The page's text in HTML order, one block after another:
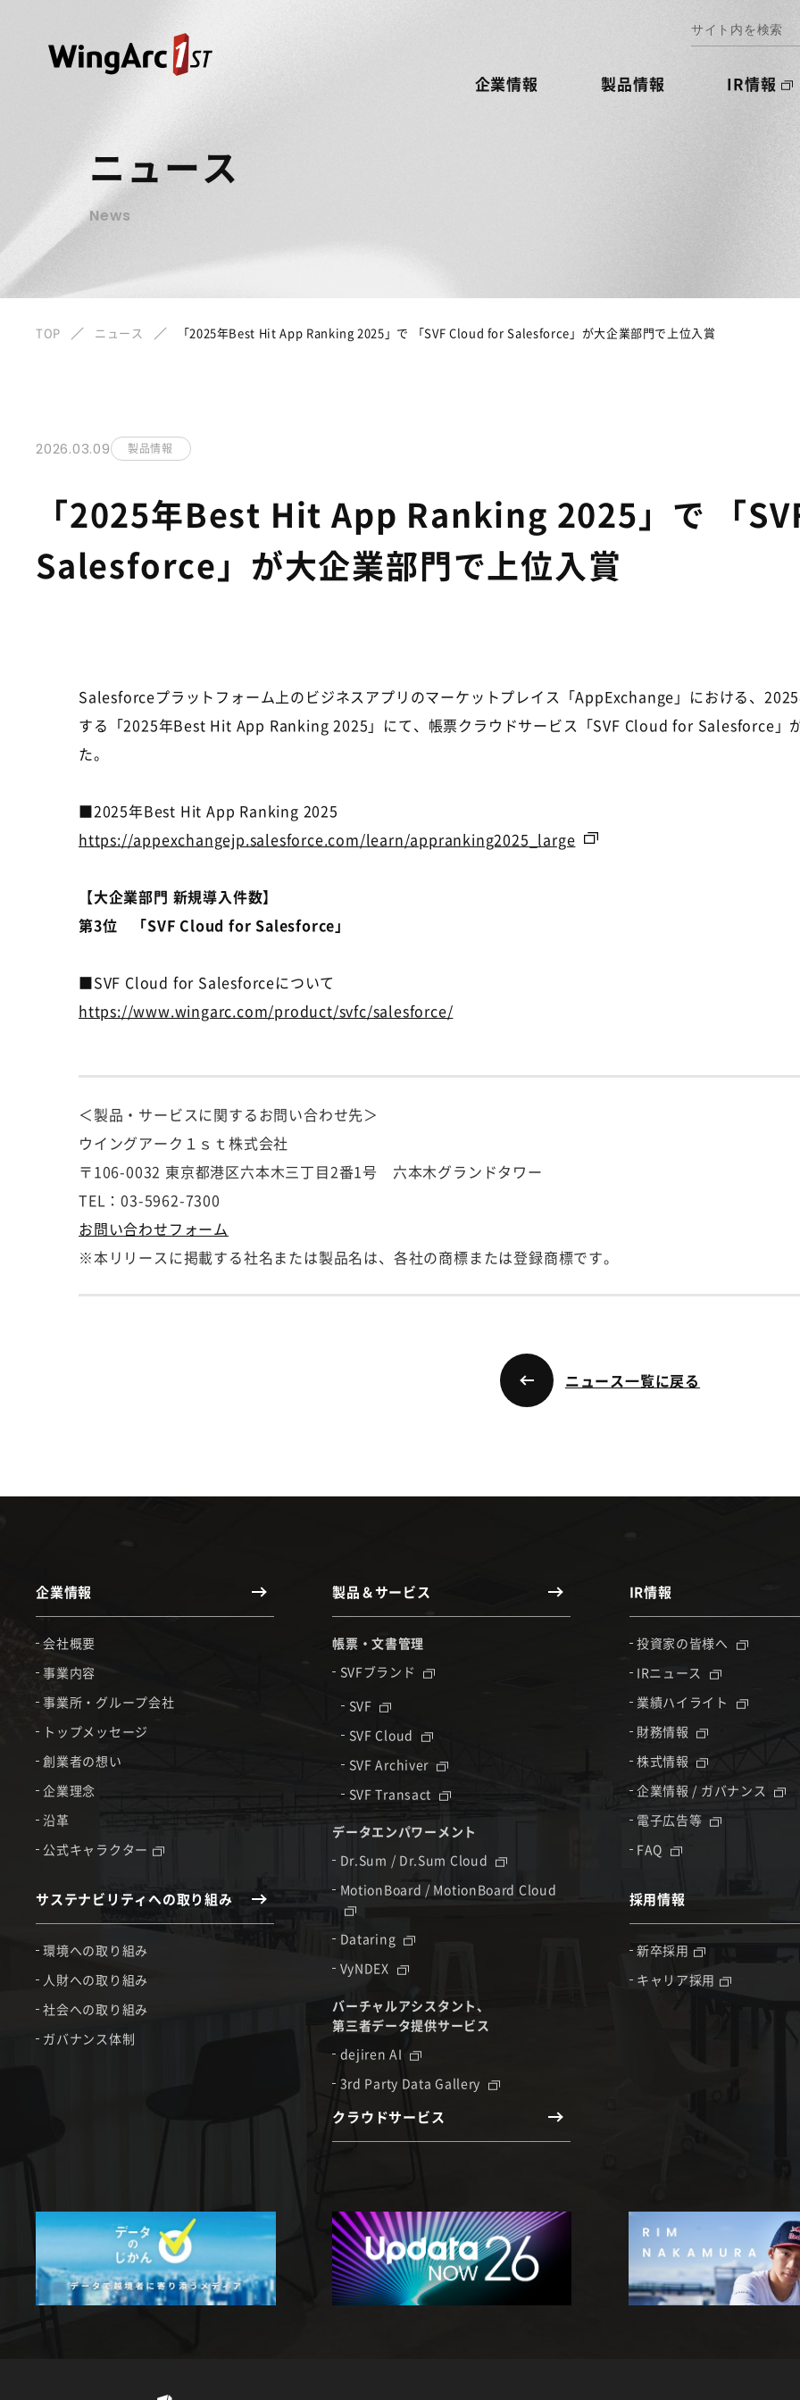
企業情報 製品情報 IR情報
ニュース
News
TOP ニュース 「2025年Best Hit App Ranking 2025」で 「SVF Cloud for Salesforce」が大企業部門で上位入賞
2026.03.09 製品情報
「2025年Best Hit App Ranking 2025」で 「
Salesforce」が大企業部門で上位入賞
Salesforceプラットフォーム上のビジネスアプリのマーケットプレイス「AppExchange 」における、2025
する「2025年Best Hit App Ranking 2025 」にて、帳票クラウドサービス「SVF Cloud for Salesforce 」
た。
■2025年Best Hit App Ranking 2025
https://appexchangejp.salesforce.com/learn/appranking2025_large
【大企業部門 新規導入件数】
第3位 「SVF Cloud for Salesforce」
■SVF Cloud for Salesforceについて
https://www.wingarc.com/product/svfc/salesforce/
＜製品・サービスに関するお問い合わせ先＞
ウイングアーク１ｓｔ株式会社
〒106-0032 東京都港区六本木三丁目2番1号 六本木グランドタワー
TEL：03-5962-7300
お問い合わせフォーム
※本リリースに掲載する社名または製品名は、各社の商標または登録商標です。
ニュース一覧に戻る
企業情報
会社概要
事業内容
事業所・グループ会社
トップメッセージ
創業者の想い
企業理念
沿革
公式キャラクター
サステナビリティへの取り組み
環境への取り組み
人財への取り組み
社会への取り組み
ガバナンス体制
製品＆サービス
帳票・文書管理
SVFブランド
SVF
SVF Cloud
SVF Archiver
SVF Transact
データエンパワーメント
Dr.Sum / Dr.Sum Cloud
MotionBoard / MotionBoard Cloud
Dataring
VyNDEX
バーチャルアシスタント、
第三者データ提供サービス
dejiren AI
3rd Party Data Gallery
クラウドサービス
IR情報
投資家の皆様へ
IRニュース
業績ハイライト
財務情報
株式情報
企業情報 / ガバナンス
電子広告等
FAQ
採用情報
新卒採用
キャリア採用